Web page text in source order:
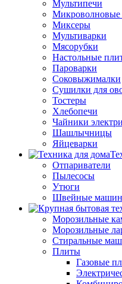
Мультипечи
Микроволновые
Миксеры
Мультиварки
Мясорубки
Настольные
Пароварки
Соковыжималки
Сушилки для
Тостеры
Хлебопечи
Чайники
Шашлычницы
Яйцеварки
Отпариватели
Пылесосы
Утюги
Швейные
Морозильные
Морозильные
Стиральные
Плиты
Газовые